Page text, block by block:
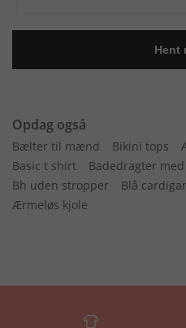
Opdag også
Bælter til mænd Bikini tops
Basic t shirt
Badedragter
Bh uden stropper
Blå
Ærmeløs kjole